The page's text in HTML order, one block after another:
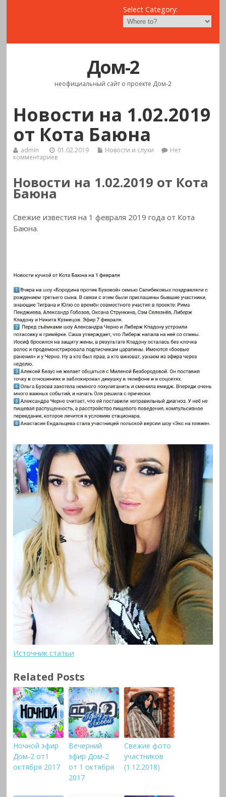
Select Category:
Дом-2
неофициальный сайт о проекте Дом-2
Новости на 1.02.2019
от Кота Баюна
admin 01.02.2019 Новости и слухи
Нет
комментариев
Новости на 1.02.2019 от Кота
Баюна
Свежие известия на 1 февраля 2019 года от Кота
Баюна.
Источник статьи
Related Posts
Ночной эфир
Дом-2 от1
октября 2017
Вечерний
эфир Дом-2
от 1 октября
2017
Свежие фото
участников
(1.12.2018)